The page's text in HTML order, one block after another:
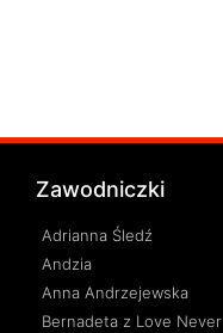
Zawodniczki
Adrianna Śledź
Andzia
Anna Andrzejewska
Bernadeta z Love Never